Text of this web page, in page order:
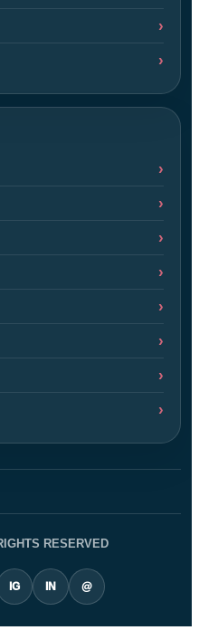
RESERVED
IG IN @